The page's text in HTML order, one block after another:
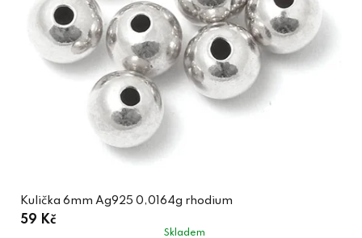
Kulička 6mm Ag925 0,0164g rhodium
59 Kč
Skladem